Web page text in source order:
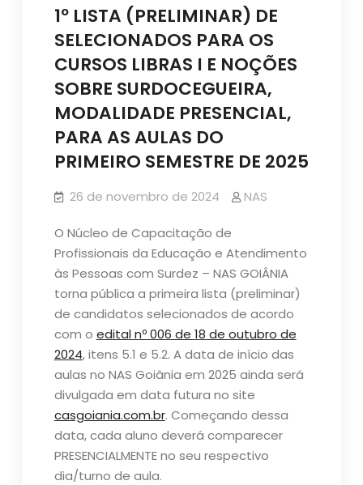
1º LISTA (PRELIMINAR) DE
SELECIONADOS PARA OS
CURSOS LIBRAS I E NOÇÕES
SOBRE SURDOCEGUEIRA,
MODALIDADE PRESENCIAL,
PARA AS AULAS DO
PRIMEIRO SEMESTRE DE 2025
26 de novembro de 2024 NAS
O Núcleo de Capacitação de
Profissionais da Educação e Atendimento
às Pessoas com Surdez – NAS GOIÂNIA
torna pública a primeira lista (preliminar)
de candidatos selecionados de acordo
com o edital nº 006 de 18 de outubro de
2024, itens 5.1 e 5.2. A data de início das
aulas no NAS Goiânia em 2025 ainda será
divulgada em data futura no site
casgoiania.com.br. Começando dessa
data, cada aluno deverá comparecer
PRESENCIALMENTE no seu respectivo
dia/turno de aula.